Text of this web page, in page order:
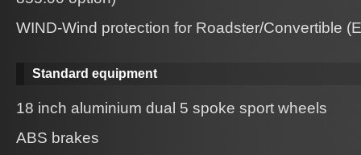
WIND-Wind protection for Roadster/Convertible
Standard equipment
18 inch aluminium dual 5 spoke sport wheels
ABS brakes